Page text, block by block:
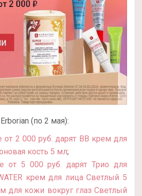
(по 2 мая):
от 2 000 руб. дарят BB крем для
кость 5 мл;
от 5 000 руб. дарят Трио для
крем для лица Cветлый 5
для кожи вокруг глаз Светлый